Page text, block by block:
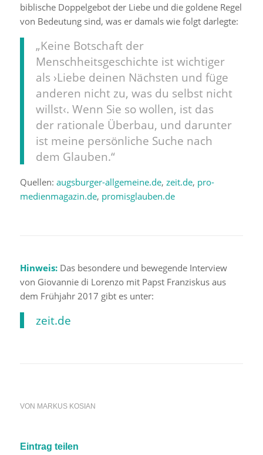
biblische Doppelgebot der Liebe und die goldene Regel
von Bedeutung sind, was er damals wie folgt darlegte:
„Keine Botschaft der
Menschheitsgeschichte ist wichtiger
als ›Liebe deinen Nächsten und füge
anderen nicht zu, was du selbst nicht
willst‹. Wenn Sie so wollen, ist das
der rationale Überbau, und darunter
ist meine persönliche Suche nach
dem Glauben.“
Quellen: augsburger-allgemeine.de, zeit.de, pro-
medienmagazin.de, promisglauben.de
Hinweis: Das besondere und bewegende Interview
von Giovannie di Lorenzo mit Papst Franziskus aus
dem Frühjahr 2017 gibt es unter:
zeit.de
VON MARKUS KOSIAN
Eintrag teilen